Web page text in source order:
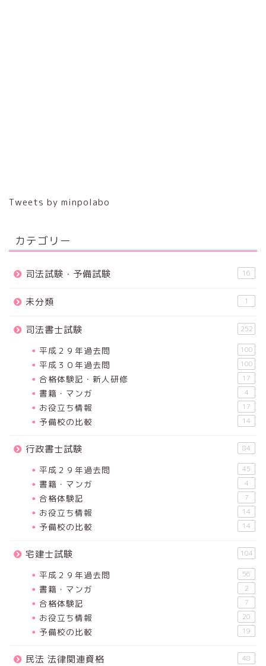
Tweets by minpolabo
カテゴリー
司法試験・予備試験 16
未分類 1
司法書士試験 252
平成２９年過去問 100
平成３０年過去問 100
合格体験記・新人研修 17
書籍・マンガ 4
お役立ち情報 17
予備校の比較 14
行政書士試験 84
平成２９年過去問 45
書籍・マンガ 4
合格体験記 7
お役立ち情報 14
予備校の比較 14
宅建士試験 104
平成２９年過去問 56
書籍・マンガ 2
合格体験記 7
お役立ち情報 20
予備校の比較 19
民法 法律関連資格 48